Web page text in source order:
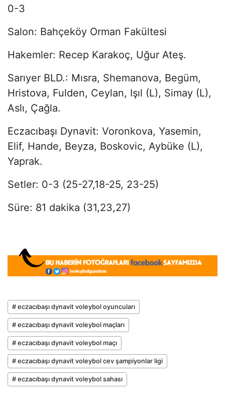
0-3
Salon: Bahçeköy Orman Fakültesi
Hakemler: Recep Karakoç, Uğur Ateş.
Sarıyer BLD.: Mısra, Shemanova, Begüm,
Hristova, Fulden, Ceylan, Işıl (L), Simay (L),
Aslı, Çağla.
Eczacıbaşı Dynavit: Voronkova, Yasemin,
Elif, Hande, Beyza, Boskovic, Aybüke (L),
Yaprak.
Setler: 0-3 (25-27,18-25, 23-25)
Süre: 81 dakika (31,23,27)
# eczacıbaşı dynavit voleybol oyuncuları
# eczacıbaşı dynavit voleybol maçları
# eczacıbaşı dynavit voleybol maçı
# eczacıbaşı dynavit voleybol cev şampiyonlar ligi
# eczacıbaşı dynavit voleybol sahası